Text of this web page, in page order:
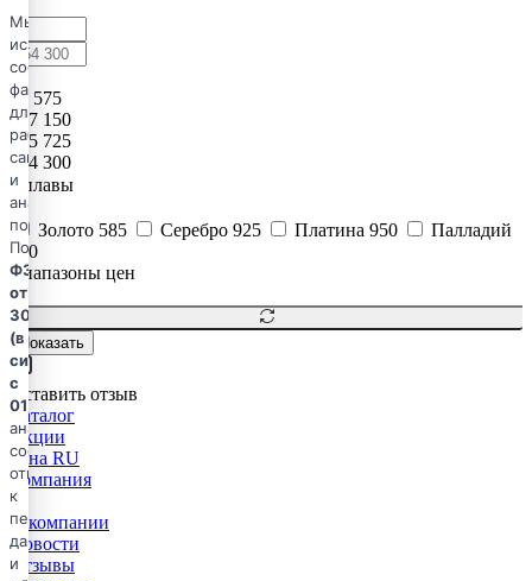
0
88 575
177 150
265 725
354 300
Сплавы
Золото 585 Серебро 925 Платина 950
Палладий
850
Диапазоны цен
Показать
Оставить отзыв
Каталог
Акции
Зона RU
Компания
О компании
Новости
Отзывы
Мы
используем
cookie-
файлы
для
работы
сайта
и
анализа
посещаемости.
По
ФЗ-420
от
30.11.2024
(в
силе
с
01.09.2025)
аналитические
cookie
относятся
к
персональным
данным
и